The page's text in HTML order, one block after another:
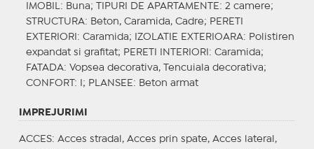
IMOBIL : Buna; TIPURI DE APARTAMENTE : 2 camere;
STRUCTURA: Beton, Caramida, Cadre; PERETI
EXTERIORI : Caramida; IZOLATIE EXTERIOARA: Polistiren
expandat si grafitat; PERETI INTERIORI : Caramida;
FATADA: Vopsea decorativa, Tencuiala decorativa;
CONFORT : I; PLANSEE : Beton armat
IMPREJURIMI
ACCES: Acces stradal, Acces prin spate, Acces lateral,